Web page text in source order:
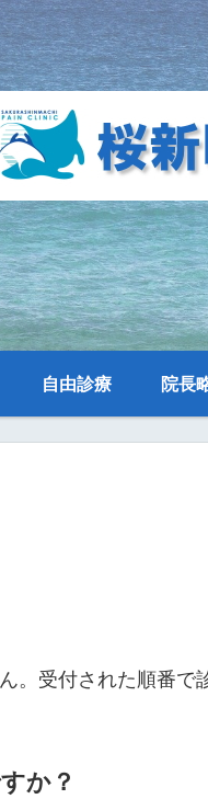
自由診療 院長
。受付された順番で
か？